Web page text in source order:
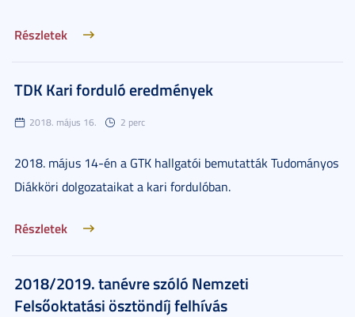
Részletek
TDK Kari forduló eredmények
2018. május 16. 2 perc
2018. május 14-én a GTK hallgatói bemutatták Tudományos
Diákköri dolgozataikat a kari fordulóban.
Részletek
2018/2019. tanévre szóló Nemzeti
Felsőoktatási ösztöndíj felhívás